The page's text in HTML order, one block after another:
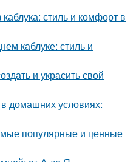
стиль и комфорт в
каблуке: стиль и
и украсить свой
домашних условиях:
популярные и ценные